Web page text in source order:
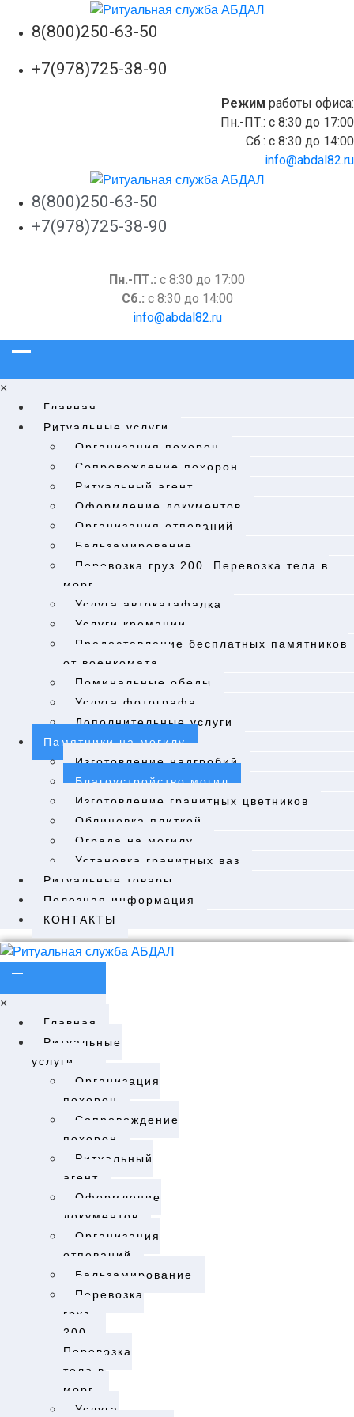
8(800)250-63-50
+7(978)725-38-90
Режим работы офиса:
Пн.-ПТ.: c 8:30 до 17:00
Сб.: c 8:30 до 14:00
info@abdal82.ru
8(800)250-63-50
+7(978)725-38-90
Пн.-ПТ.: c 8:30 до 17:00
Сб.: c 8:30 до 14:00
info@abdal82.ru
×
Главная
Ритуальные услуги
Организация похорон
Cопровождение похорон
Ритуальный агент
Оформление документов
Организация отпеваний
Бальзамирование
Перевозка груз 200. Перевозка тела в
морг.​
Услуга автокатафалка
Услуги кремации
Предоставление бесплатных памятников
от военкомата
Поминальные обеды
Услуга фотографа
Дополнительные услуги
Памятники на могилу
Изготовление надгробий
Благоустройство могил
Изготовление гранитных цветников
Облицовка плиткой
Ограда на могилу
Установка гранитных ваз
Ритуальные товары
Полезная информация
КОНТАКТЫ
×
Главная
Ритуальные
услуги
Организация
похорон
Cопровождение
похорон
Ритуальный
агент
Оформление
документов
Организация
отпеваний
Бальзамирование
Перевозка
груз
200.
Перевозка
тела в
морг.​
Услуга